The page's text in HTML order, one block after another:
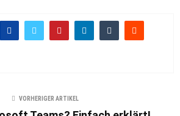
VORHERIGER ARTIKEL